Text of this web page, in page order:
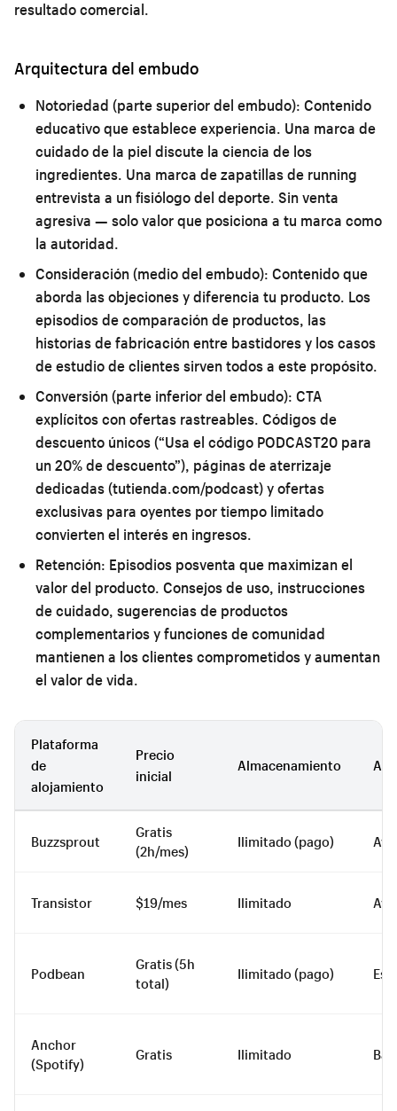
resultado comercial.
Arquitectura del embudo
Notoriedad (parte superior del embudo): Contenido
educativo que establece experiencia. Una marca de
cuidado de la piel discute la ciencia de los
ingredientes. Una marca de zapatillas de running
entrevista a un fisiólogo del deporte. Sin venta
agresiva — solo valor que posiciona a tu marca como
la autoridad.
Consideración (medio del embudo): Contenido que
aborda las objeciones y diferencia tu producto. Los
episodios de comparación de productos, las
historias de fabricación entre bastidores y los casos
de estudio de clientes sirven todos a este propósito.
Conversión (parte inferior del embudo): CTA
explícitos con ofertas rastreables. Códigos de
descuento únicos (“Usa el código PODCAST20 para
un 20% de descuento”), páginas de aterrizaje
dedicadas (tutienda.com/podcast) y ofertas
exclusivas para oyentes por tiempo limitado
convierten el interés en ingresos.
Retención: Episodios posventa que maximizan el
valor del producto. Consejos de uso, instrucciones
de cuidado, sugerencias de productos
complementarios y funciones de comunidad
mantienen a los clientes comprometidos y aumentan
el valor de vida.
Plataforma
de
alojamiento
Precio
inicial
Almacenamiento
Buzzsprout
Gratis
(2h/mes)
Ilimitado (pago)
Transistor $19/mes Ilimitado
Podbean
Gratis (5h
total)
Ilimitado (pago)
Anchor
(Spotify)
Gratis Ilimitado